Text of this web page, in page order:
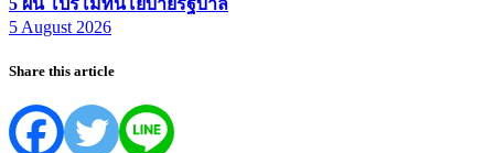
5 ผืน โปรโมทนโยบายรัฐบาล
5 August 2026
Share this article